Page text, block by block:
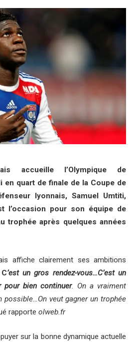
accueille l’Olympique de
en quart de finale de la Coupe de
lyonnais, Samuel Umtiti,
l’occasion pour son équipe de
trophée après quelques années
affiche clairement ses ambitions
C’est un gros rendez-vous…C’est un
pour bien continuer. On a vraiment
possible…On veut gagner un trophée
rapporte olweb.fr
sur la bonne dynamique actuelle